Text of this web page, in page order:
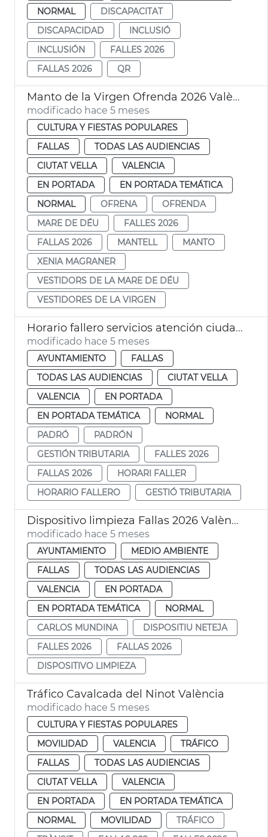
NORMAL
DISCAPACITAT
DISCAPACIDAD
INCLUSIÓ
INCLUSIÓN
FALLES 2026
FALLAS 2026
QR
Manto de la Virgen Ofrenda 2026 València
modificado hace 5 meses
CULTURA Y FIESTAS POPULARES
FALLAS
TODAS LAS AUDIENCIAS
CIUTAT VELLA
VALENCIA
EN PORTADA
EN PORTADA TEMÁTICA
NORMAL
OFRENA
OFRENDA
MARE DE DÉU
FALLES 2026
FALLAS 2026
MANTELL
MANTO
XENIA MAGRANER
VESTIDORS DE LA MARE DE DÉU
VESTIDORES DE LA VIRGEN
Horario fallero servicios atención ciudadana València
modificado hace 5 meses
AYUNTAMIENTO
FALLAS
TODAS LAS AUDIENCIAS
CIUTAT VELLA
VALENCIA
EN PORTADA
EN PORTADA TEMÁTICA
NORMAL
PADRÓ
PADRÓN
GESTIÓN TRIBUTARIA
FALLES 2026
FALLAS 2026
HORARI FALLER
HORARIO FALLERO
GESTIÓ TRIBUTARIA
Dispositivo limpieza Fallas 2026 València
modificado hace 5 meses
AYUNTAMIENTO
MEDIO AMBIENTE
FALLAS
TODAS LAS AUDIENCIAS
VALENCIA
EN PORTADA
EN PORTADA TEMÁTICA
NORMAL
CARLOS MUNDINA
DISPOSITIU NETEJA
FALLES 2026
FALLAS 2026
DISPOSITIVO LIMPIEZA
Tráfico Cavalcada del Ninot València
modificado hace 5 meses
CULTURA Y FIESTAS POPULARES
MOVILIDAD
VALENCIA
TRÁFICO
FALLAS
TODAS LAS AUDIENCIAS
CIUTAT VELLA
VALENCIA
EN PORTADA
EN PORTADA TEMÁTICA
NORMAL
MOVILIDAD
TRÁFICO